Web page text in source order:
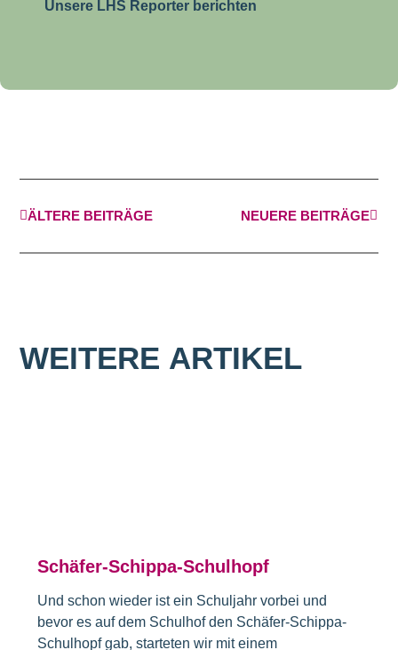
Unsere LHS Reporter berichten
ÄLTERE BEITRÄGE NEUERE BEITRÄGE
WEITERE ARTIKEL
Schäfer-Schippa-Schulhopf
Und schon wieder ist ein Schuljahr vorbei und
bevor es auf dem Schulhof den Schäfer-Schippa-
Schulhopf gab, starteten wir mit einem